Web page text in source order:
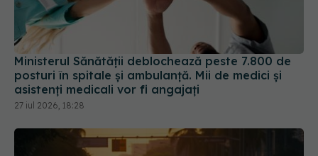
Ministerul Sănătății deblochează peste 7.800 de
posturi în spitale și ambulanță. Mii de medici și
asistenți medicali vor fi angajați
27 iul 2026, 18:28